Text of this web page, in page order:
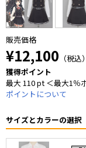
販売価格
¥12,100 （税込）
獲得ポイント
最大 110 pt ＜最大1％
ポイントについて
サイズとカラーの選択